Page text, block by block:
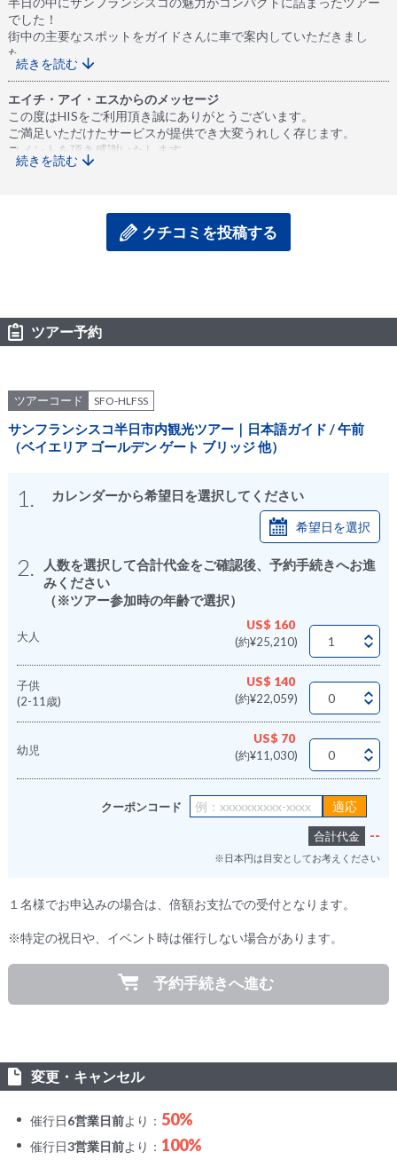
でした！
街中の主要なスポットをガイドさんに車で案内していただきまし
た。
ミッション地区や中華街など特色ある地域が入り混じった街並み。
ツインピークスからの展望(すごい霧でしたが笑) 。
ドラマで見たままのゴールデンゲートブリッジ…などなどを楽しみ、
最後はフィッシャーマンズワーフで、1時間ほど自由時間をいただい
て、レストランで美味しい海鮮を楽しみました。
私たちは前日までに自分たちでも街歩きをしていて、ある程度知っ
で、同じ光景でもより鮮やかに見えました。
街中には治安の悪い地域もありますが、大きな車で巡るので安心で
分で街歩きするのも楽しいと思います。
続きを読む
エイチ・アイ・エスからのメッセージ
この度はHISをご利用頂き誠にありがとうございます。
ご満足いただけたサービスが提供でき大変うれしく存じます。
コメントを頂き感謝いたします。
今後共HISを宜しくお願い致します。
続きを読む
クチコミを投稿する
ツアー予約
ツアーコード SFO-HLFSS
サンフランシスコ半日市内観光ツアー｜日本語ガイド / 午前
（ベイエリア ゴールデン ゲート ブリッジ 他）
1. カレンダーから希望日を選択してください
希望日を選択
2.
人数を選択して合計代金をご確認後、予約手続きへお進
みください
（※ツアー参加時の年齢で選択）
大人
US$ 160
(約¥25,210)
子供
(2-11歳)
US$ 140
(約¥22,059)
幼児
US$ 70
(約¥11,030)
クーポンコード
合計代金 --
※日本円は目安としてお考えください
１名様でお申込みの場合は、倍額お支払での受付となります。
※特定の祝日や、イベント時は催行しない場合があります。
予約手続きへ進む
変更・キャンセル
催行日6営業日前より： 50%
催行日3営業日前より： 100%